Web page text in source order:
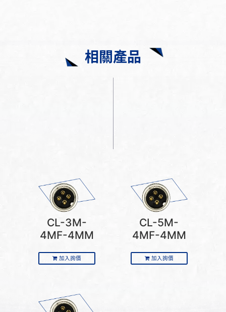
相關產品
CL-3M-
4MF-4MM
加入詢價
CL-5M-
4MF-4MM
加入詢價